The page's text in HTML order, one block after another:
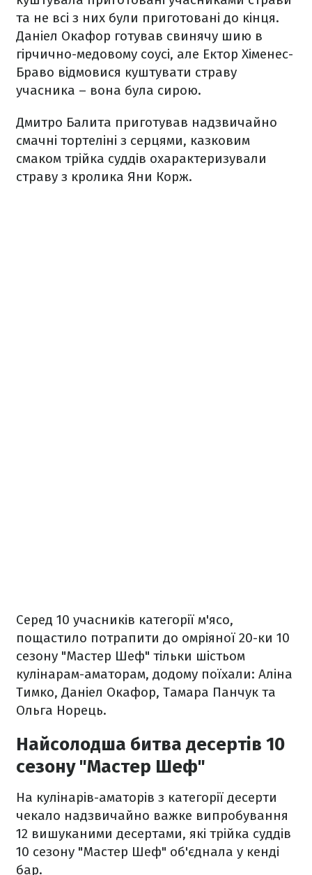
та не всі з них були приготовані до кінця.
Даніел Окафор готував свинячу шию в
гірчично-медовому соусі, але Ектор Хіменес-
Браво відмовися куштувати страву
учасника – вона була сирою.
Дмитро Балита приготував надзвичайно
смачні тортеліні з серцями, казковим
смаком трійка суддів охарактеризували
страву з кролика Яни Корж.
Серед 10 учасників категорії м'ясо,
пощастило потрапити до омріяної 20-ки 10
сезону "Мастер Шеф" тільки шістьом
кулінарам-аматорам, додому поїхали: Аліна
Тимко, Даніел Окафор, Тамара Панчук та
Ольга Норець.
Найсолодша битва десертів 10
сезону "Мастер Шеф"
На кулінарів-аматорів з категорії десерти
чекало надзвичайно важке випробування
12 вишуканими десертами, які трійка суддів
10 сезону "Мастер Шеф" об'єднала у кенді
бар.